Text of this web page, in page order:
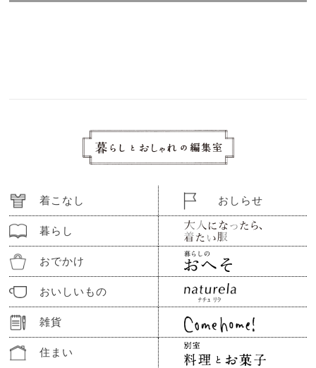
着こなし
暮らし
おでかけ
おいしいもの
雑貨
住まい
おしらせ